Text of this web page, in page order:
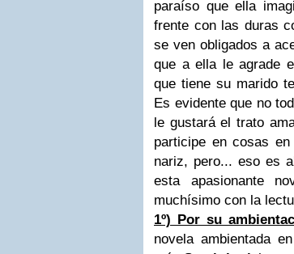
paraíso que ella
frente con las duras
se ven obligados a
que a ella le agrade
que tiene su marido
Es evidente que no
le gustará el trato
participe en cosas
nariz, pero... eso es
esta apasionante
muchísimo con la
1º) Por su
novela ambientada